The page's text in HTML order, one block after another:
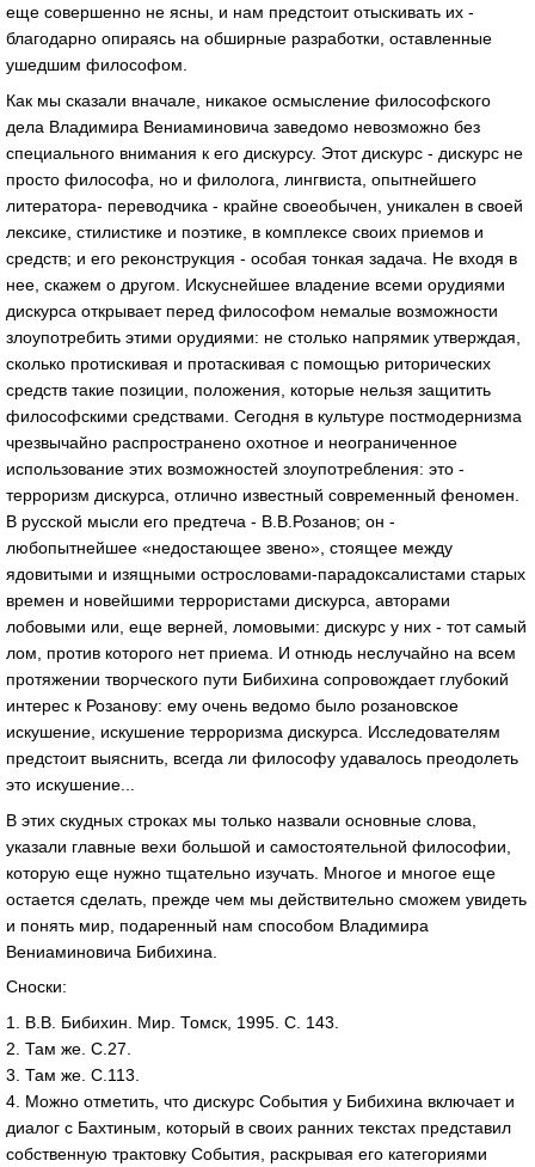
еще совершенно не ясны, и нам предстоит отыскивать их -
благодарно опираясь на обширные разработки, оставленные
ушедшим философом.
Как мы сказали вначале, никакое осмысление философского
дела Владимира Вениаминовича заведомо невозможно без
специального внимания к его дискурсу. Этот дискурс - дискурс не
просто философа, но и филолога, лингвиста, опытнейшего
литератора- переводчика - крайне своеобычен, уникален в своей
лексике, стилистике и поэтике, в комплексе своих приемов и
средств; и его реконструкция - особая тонкая задача. Не входя в
нее, скажем о другом. Искуснейшее владение всеми орудиями
дискурса открывает перед философом немалые возможности
злоупотребить этими орудиями: не столько напрямик утверждая,
сколько протискивая и протаскивая с помощью риторических
средств такие позиции, положения, которые нельзя защитить
философскими средствами. Сегодня в культуре постмодернизма
чрезвычайно распространено охотное и неограниченное
использование этих возможностей злоупотребления: это -
терроризм дискурса, отлично известный современный феномен.
В русской мысли его предтеча - В.В.Розанов; он -
любопытнейшее «недостающее звено», стоящее между
ядовитыми и изящными острословами-парадоксалистами старых
времен и новейшими террористами дискурса, авторами
лобовыми или, еще верней, ломовыми: дискурс у них - тот самый
лом, против которого нет приема. И отнюдь неслучайно на всем
протяжении творческого пути Бибихина сопровождает глубокий
интерес к Розанову: ему очень ведомо было розановское
искушение, искушение терроризма дискурса. Исследователям
предстоит выяснить, всегда ли философу удавалось преодолеть
это искушение...
В этих скудных строках мы только назвали основные слова,
указали главные вехи большой и самостоятельной философии,
которую еще нужно тщательно изучать. Многое и многое еще
остается сделать, прежде чем мы действительно сможем увидеть
и понять мир, подаренный нам способом Владимира
Вениаминовича Бибихина.
Сноски:
1. В.В. Бибихин. Мир. Томск, 1995. С. 143.
2. Там же. С.27.
3. Там же. С.113.
4. Можно отметить, что дискурс События у Бибихина включает и
диалог с Бахтиным, который в своих ранних текстах представил
собственную трактовку События, раскрывая его категориями